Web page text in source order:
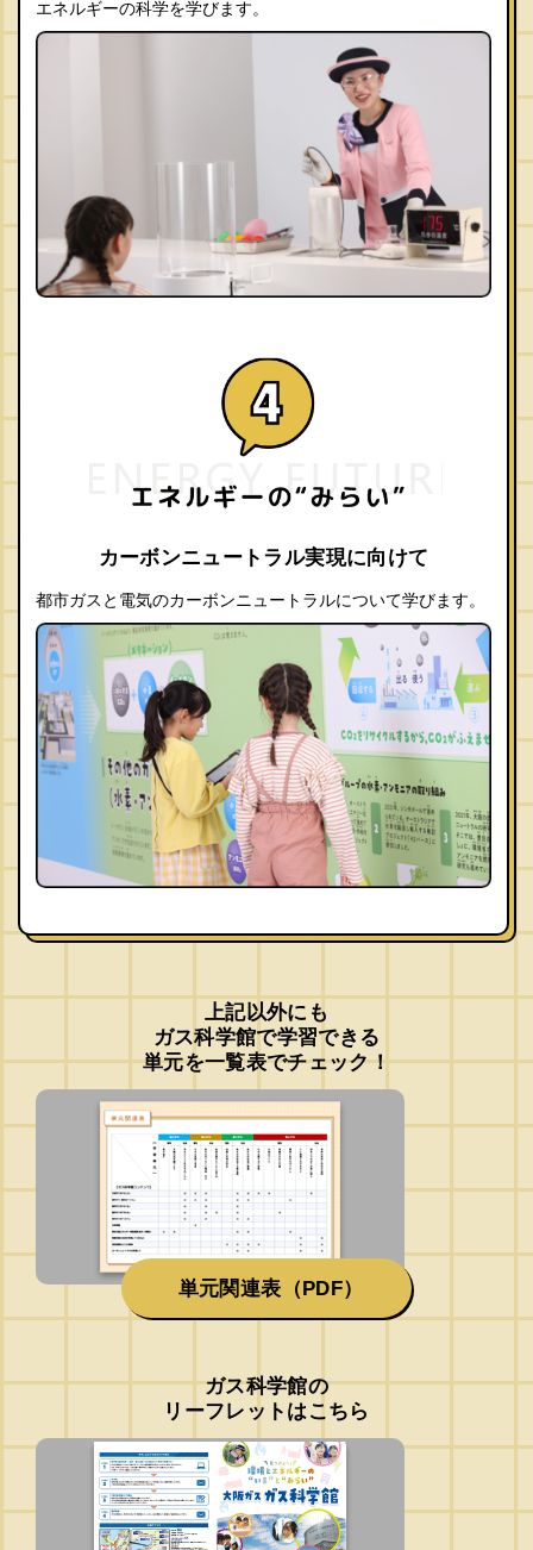
エネルギーの科学を学びます。
カーボンニュートラル実現に向けて
都市ガスと電気のカーボンニュートラルについて学びます。
ガス科学館の
リーフレットはこちら
上記以外にも
ガス科学館で学習できる
単元を一覧表でチェック！
単元関連表（PDF）